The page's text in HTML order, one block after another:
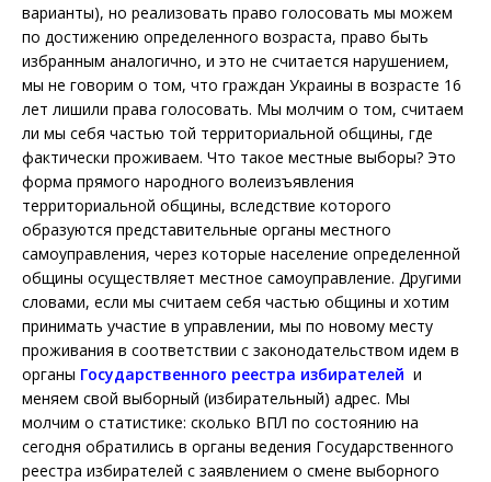
варианты), но реализовать право голосовать мы можем
по достижению определенного возраста, право быть
избранным аналогично, и это не считается нарушением,
мы не говорим о том, что граждан Украины в возрасте 16
лет лишили права голосовать. Мы молчим о том, считаем
ли мы себя частью той территориальной общины, где
фактически проживаем. Что такое местные выборы? Это
форма прямого народного волеизъявления
территориальной общины, вследствие которого
образуются представительные органы местного
самоуправления, через которые население определенной
общины осуществляет местное самоуправление. Другими
словами, если мы считаем себя частью общины и хотим
принимать участие в управлении, мы по новому месту
проживания в соответствии с законодательством идем в
органы Государственного реестра избирателей и
меняем свой выборный (избирательный) адрес. Мы
молчим о статистике: сколько ВПЛ по состоянию на
сегодня обратились в органы ведения Государственного
реестра избирателей с заявлением о смене выборного